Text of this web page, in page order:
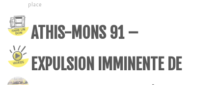
place
ATHIS-MONS 91 –
EXPULSION IMMINENTE DE